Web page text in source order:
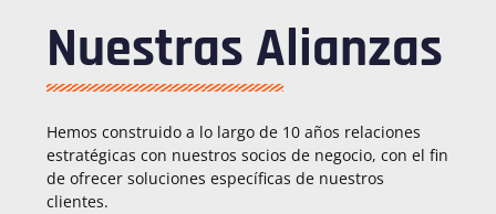
Nuestras Alianzas
Hemos construido a lo largo de 10 años relaciones
estratégicas con nuestros socios de negocio, con el fin
de ofrecer soluciones específicas de nuestros
clientes.